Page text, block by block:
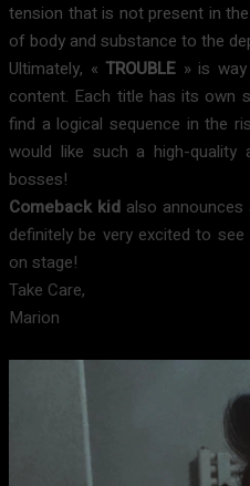
tension that is not present in
of body and substance to the
Ultimately, « TROUBLE » is
content. Each title has its own
find a logical sequence in the
would like such a high-quality
bosses!
Comeback kid also
definitely be very excited to
on stage!
Take Care,
Marion